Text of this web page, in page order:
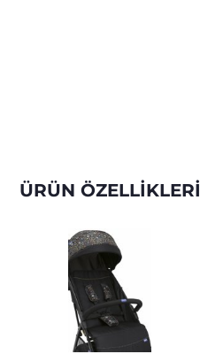
ÜRÜN ÖZELLİKLERİ